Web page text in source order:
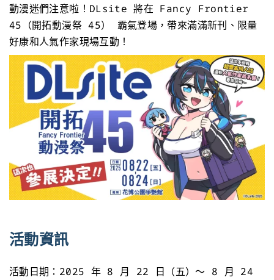
動漫迷們注意啦！DLsite 將在 Fancy Frontier
45（開拓動漫祭 45） 霸氣登場，帶來滿滿新刊、限量
好康和人氣作家現場互動！
活動資訊
活動日期：2025 年 8 月 22 日（五）～ 8 月 24